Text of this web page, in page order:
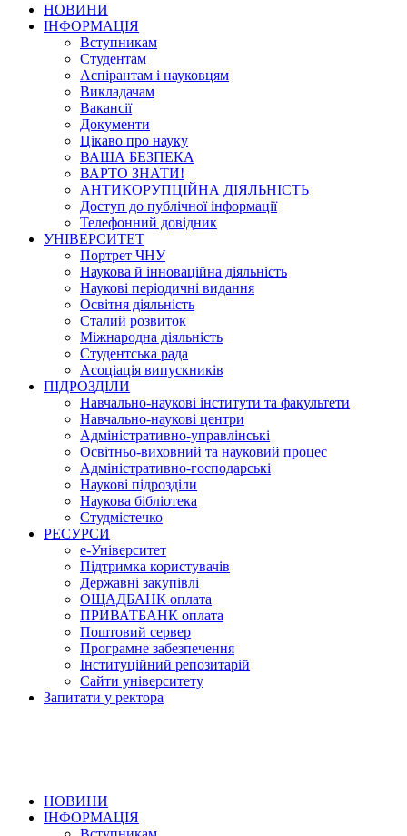
НОВИНИ
ІНФОРМАЦІЯ
Вступникам
Студентам
Аспірантам і науковцям
Викладачам
Вакансії
Документи
Цікаво про науку
ВАША БЕЗПЕКА
ВАРТО ЗНАТИ!
АНТИКОРУПЦІЙНА ДІЯЛЬНІСТЬ
Доступ до публічної інформації
Телефонний довідник
УНІВЕРСИТЕТ
Портрет ЧНУ
Наукова й інноваційна діяльність
Наукові періодичні видання
Освітня діяльність
Сталий розвиток
Міжнародна діяльність
Студентська рада
Асоціація випускників
ПІДРОЗДІЛИ
Навчально-наукові інститути та факультети
Навчально-наукові центри
Адміністративно-управлінські
Освітньо-виховний та науковий процес
Адміністративно-господарські
Наукові підрозділи
Наукова бібліотека
Студмістечко
РЕСУРСИ
е-Університет
Підтримка користувачів
Державні закупівлі
ОЩАДБАНК оплата
ПРИВАТБАНК оплата
Поштовий сервер
Програмне забезпечення
Інституційний репозитарій
Сайти університету
Запитати у ректора
НОВИНИ
ІНФОРМАЦІЯ